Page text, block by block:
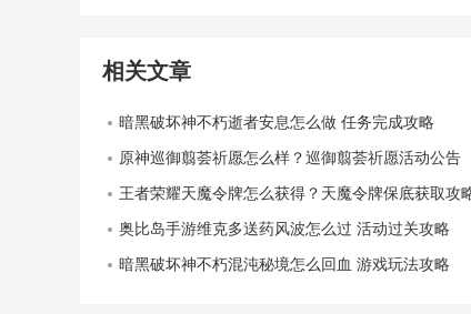
相关文章
暗黑破坏神不朽逝者安息怎么做 任务完成攻略
原神巡御翦荟祈愿怎么样？巡御翦荟祈愿活动公告
王者荣耀天魔令牌怎么获得？天魔令牌保底获取攻
奥比岛手游维克多送药风波怎么过 活动过关攻略
暗黑破坏神不朽混沌秘境怎么回血 游戏玩法攻略